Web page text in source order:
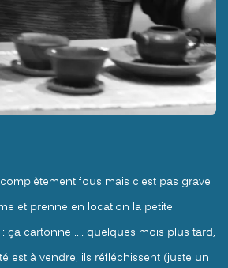
fous mais c'est pas grave
et prenne en location la petite
ça cartonne .... quelques mois plus tard,
est à vendre, ils réfléchissent (juste un